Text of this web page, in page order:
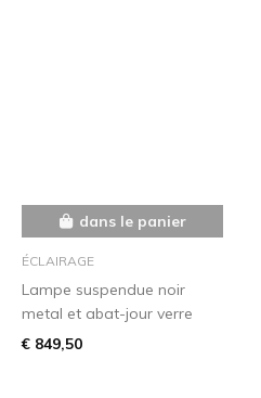
dans le panier
ÉCLAIRAGE
Lampe suspendue noir
metal et abat-jour verre
€ 849,50